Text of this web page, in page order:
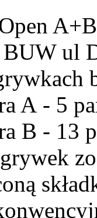
BUW ul
A - 5
B - 13